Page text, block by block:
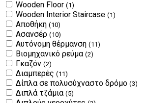
Wooden Floor (1)
Wooden Interior Staircase (1)
Αποθήκη (10)
Ασανσέρ (10)
Αυτόνομη θέρμανση (11)
Βιομηχανικό ρεύμα (2)
Γκαζόν (2)
Διαμπερές (11)
Δίπλα σε πολυσύχναστο δρόμο (3)
Διπλά τζάμια (5)